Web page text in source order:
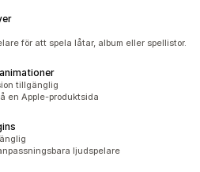
för att spela låtar, album eller spellistor.
tillgänglig
en Apple-produktsida
ljudspelare